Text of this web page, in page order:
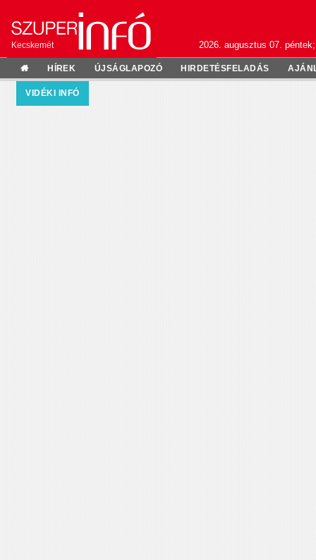
Kecskemét 2026. augusztus 07.
HÍREK ÚJSÁGLAPOZÓ HIRDETÉSFELADÁS
VIDÉKI INFÓ